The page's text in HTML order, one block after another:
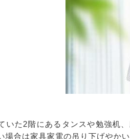
いた2階にあるタンスや勉強机
場合は家具家電の吊り下げやか